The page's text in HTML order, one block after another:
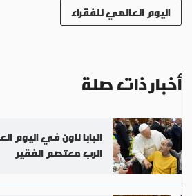
اليوم العالمي للفقراء
أخبار ذات صلة
البابا لاون في اليوم
الرب معتصم الفقير